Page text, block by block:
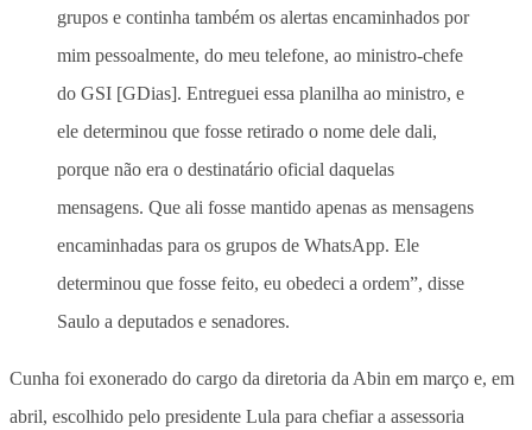
grupos e continha também os alertas encaminhados por
mim pessoalmente, do meu telefone, ao ministro-chefe
do GSI [GDias]. Entreguei essa planilha ao ministro, e
ele determinou que fosse retirado o nome dele dali,
porque não era o destinatário oficial daquelas
mensagens. Que ali fosse mantido apenas as mensagens
encaminhadas para os grupos de WhatsApp. Ele
determinou que fosse feito, eu obedeci a ordem”, disse
Saulo a deputados e senadores.
Cunha foi exonerado do cargo da diretoria da Abin em março e, em
abril, escolhido pelo presidente Lula para chefiar a assessoria